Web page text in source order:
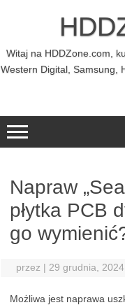
Witaj na HDDZone.com,
Western Digital, Samsung,
Napraw
płytka PCB
go
przez | 29 grudnia, 2024
Możliwa jest naprawa